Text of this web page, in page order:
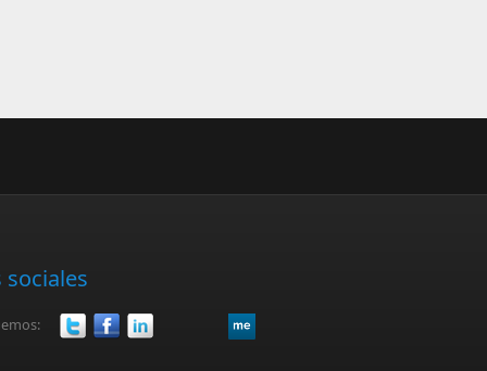
sociales